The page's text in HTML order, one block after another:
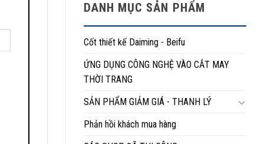
DANH MỤC SẢN PHẨM
Cốt thiết kế Daiming - Beifu
ỨNG DỤNG CÔNG NGHỆ VÀO CẮT MAY
THỜI TRANG
SẢN PHẨM GIẢM GIÁ - THANH LÝ
Phản hồi khách mua hàng